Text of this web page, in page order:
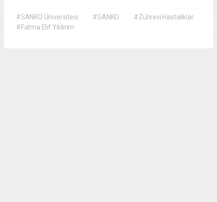
#SANKO Üniversitesi #SANKO
#Zührevi Hastalıklar
#Fatma Elif Yıldırım